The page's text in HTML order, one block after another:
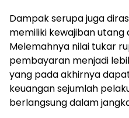
Dampak serupa juga
memiliki kewajiban utang
Melemahnya nilai tukar
pembayaran menjadi
yang pada akhirnya
keuangan sejumlah
berlangsung dalam